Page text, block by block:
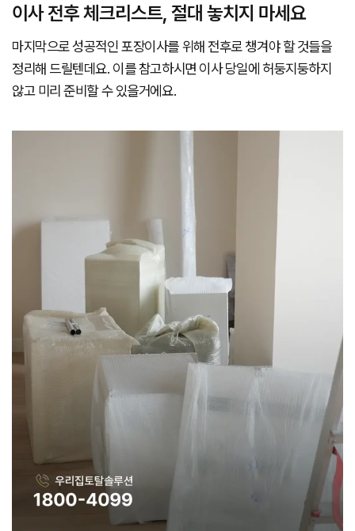
이사 전후 체크리스트, 절대 놓치지 마세요
마지막으로 성공적인 포장이사를 위해 전후로 챙겨야 할 것들을
정리해 드릴텐데요. 이를 참고하시면 이사 당일에 허둥지둥하지
않고 미리 준비할 수 있을거에요.